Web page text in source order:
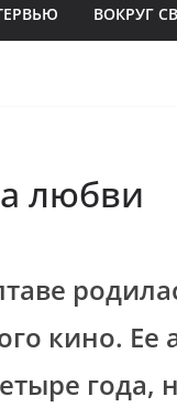
ВОКРУГ
любви
кино. Ее
года,